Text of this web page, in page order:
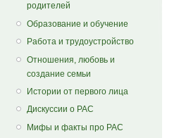
родителей
Образование и обучение
Работа и трудоустройство
Отношения, любовь и
создание семьи
Истории от первого лица
Дискуссии о РАС
Мифы и факты про РАС